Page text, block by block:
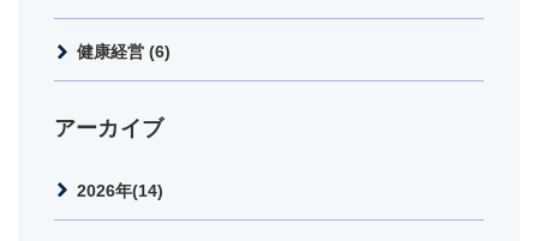
健康経営 (6)
アーカイブ
2026年(14)